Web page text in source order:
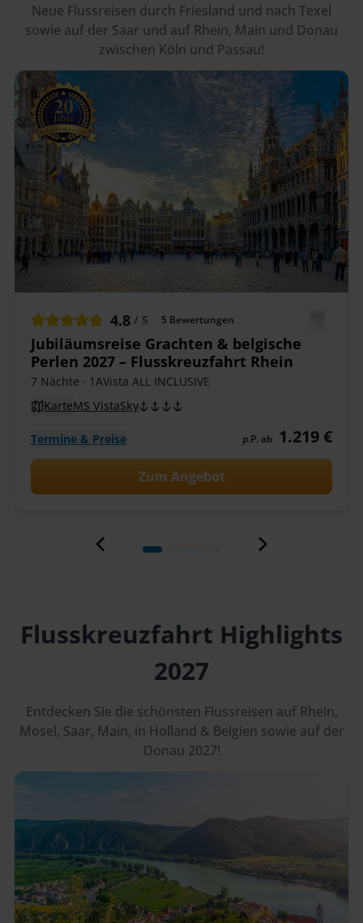
Neue Flussreisen durch Friesland und nach Texel
sowie auf der Saar und auf Rhein, Main und Donau
zwischen Köln und Passau!
4.8 / 5 5 Bewertungen
Jubiläumsreise Grachten & belgische
Perlen 2027 – Flusskreuzfahrt Rhein
7 Nächte · 1AVista ALL INCLUSIVE
KarteMS VistaSky
Termine & Preise p.P. ab 1.219 €
Zum Angebot
Flusskreuzfahrt Highlights
2027
Entdecken Sie die schönsten Flussreisen auf Rhein,
Mosel, Saar, Main, in Holland & Belgien sowie auf der
Donau 2027!